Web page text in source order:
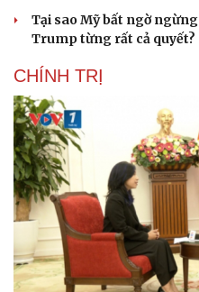
Tại sao Mỹ bất ngờ
Trump từng rất cả quyết?
CHÍNH TRỊ